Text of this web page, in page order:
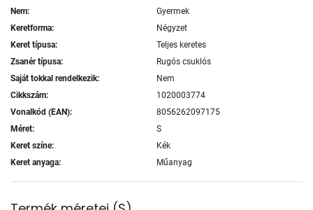
Nem:
Gyermek
Keretforma:
Négyzet
Keret típusa:
Teljes keretes
Zsanér típusa:
Rugós csuklós
Saját tokkal rendelkezik:
Nem
Cikkszám:
1020003774
Vonalkód (EAN):
8056262097175
Méret:
S
Keret színe:
Kék
Keret anyaga:
Műanyag